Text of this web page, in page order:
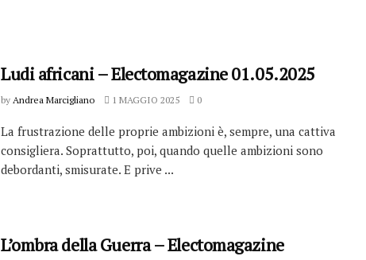
Ludi africani – Electomagazine 01.05.2025
by Andrea Marcigliano 1 MAGGIO 2025 0
La frustrazione delle proprie ambizioni è, sempre, una cattiva
consigliera. Soprattutto, poi, quando quelle ambizioni sono
debordanti, smisurate. E prive ...
L’ombra della Guerra – Electomagazine